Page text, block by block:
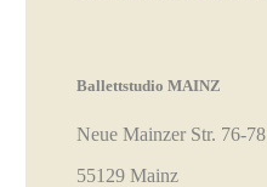
Ballettstudio MAINZ
Neue Mainzer Str. 76-78
55129 Mainz